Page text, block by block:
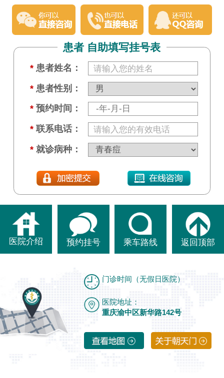
患者 自助填写挂号表
* 患者姓名：
* 患者性别：
* 预约时间：
* 联系电话：
* 就诊病种：
医院介绍 预约挂号 乘车路线 返回顶部
门诊时间（无假日医院）
医院地址：
重庆渝中区新华路142号